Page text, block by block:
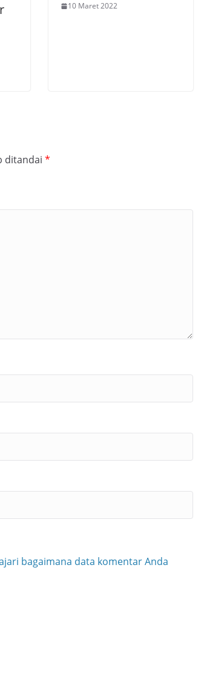
10 Maret 2022
ditandai *
bagaimana data komentar Anda